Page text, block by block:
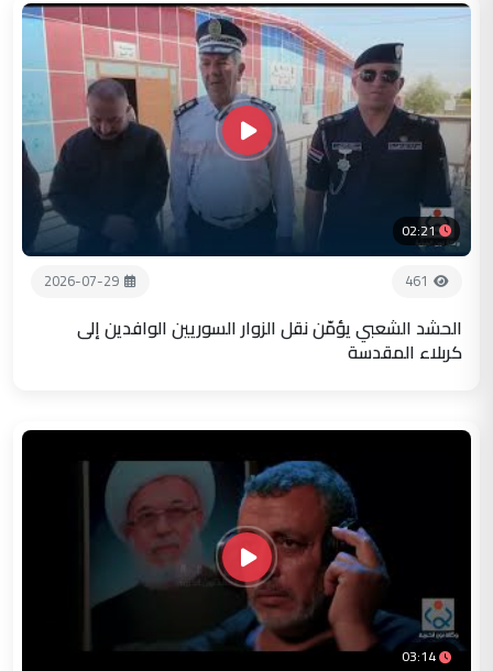
02:21
461
2026-07-29
الحشد الشعبي يؤمّن نقل الزوار السوريين الوافدين إلى
كربلاء المقدسة
03:14